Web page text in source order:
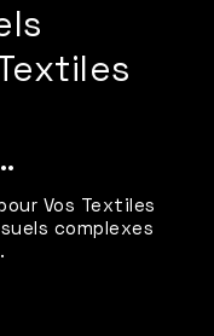
Vos Textiles
complexes